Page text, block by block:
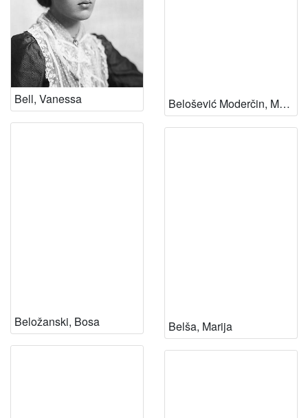
Bell, Vanessa Belošević Moderčin, Marijana
Beložanski, Bosa Belša, Marija